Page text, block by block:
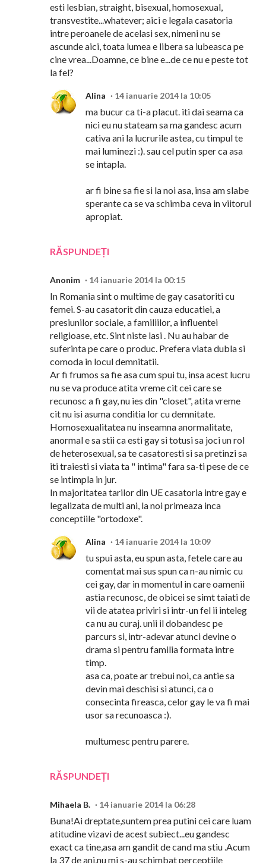
esti lesbian, straight, bisexual, homosexual,
transvestite...whatever; aici e legala casatoria
intre peroanele de acelasi sex, nimeni nu se
ascunde aici, toata lumea e libera sa iubeasca pe
cine vrea...Doamne, ce bine e...de ce nu e peste tot
la fel?
RĂSPUNDEȚI
Alina 14 ianuarie 2014 la 10:05
ma bucur ca ti-a placut. iti dai seama ca
nici eu nu stateam sa ma gandesc acum
cativa ani la lucrurile astea, cu timpul te
mai luminezi :). sau cel putin sper ca asa
se intapla.
ar fi bine sa fie si la noi asa, insa am slabe
sperante ca se va schimba ceva in viitorul
apropiat.
Anonim 14 ianuarie 2014 la 00:15
In Romania sint o multime de gay casatoriti cu
femei. S-au casatorit din cauza educatiei, a
presiunilor sociale, a familiilor, a influentei
religioase, etc. Sint niste lasi . Nu au habar de
suferinta pe care o produc. Prefera viata dubla si
comoda in locul demnitatii.
Ar fi frumos sa fie asa cum spui tu, insa acest lucru
nu se va produce atita vreme cit cei care se
recunosc a fi gay, nu ies din "closet", atita vreme
cit nu isi asuma conditia lor cu demnitate.
Homosexualitatea nu inseamna anormalitate,
anormal e sa stii ca esti gay si totusi sa joci un rol
de heterosexual, sa te casatoresti si sa pretinzi sa
iti traiesti si viata ta " intima" fara sa-ti pese de ce
se intimpla in jur.
In majoritatea tarilor din UE casatoria intre gay e
legalizata de multi ani, la noi primeaza inca
conceptiile "ortodoxe".
RĂSPUNDEȚI
Alina 14 ianuarie 2014 la 10:09
tu spui asta, eu spun asta, fetele care au
comentat mai sus spun ca n-au nimic cu
cei gay, dar in momentul in care oamenii
astia recunosc, de obicei se simt taiati de
vii de atatea priviri si intr-un fel ii inteleg
ca nu au curaj. unii il dobandesc pe
parcurs si, intr-adevar atunci devine o
drama si pentru familia formata intre
timp.
asa ca, poate ar trebui noi, ca antie sa
devin mai deschisi si atunci, ca o
consecinta fireasca, celor gay le va fi mai
usor sa recunoasca :).
multumesc pentru parere.
Mihaela B. 14 ianuarie 2014 la 06:28
Buna!Ai dreptate,suntem prea putini cei care luam
atitudine vizavi de acest subiect...eu gandesc
exact ca tine,asa am gandit de cand ma stiu .Acum
la 37 de ani,nu mi s-au schimbat perceptiile